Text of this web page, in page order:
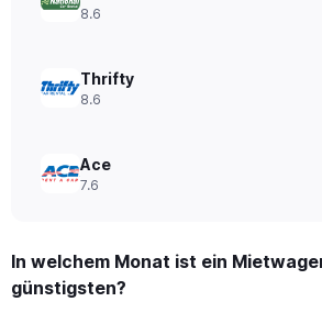
to
8.6
Thrifty
8.6
Ace
7.6
In welchem Monat ist ein
günstigsten?